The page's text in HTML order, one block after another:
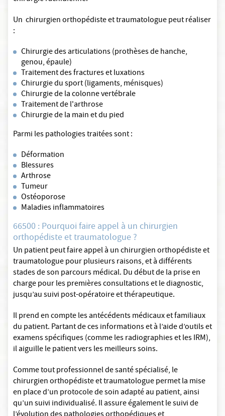
Un chirurgien orthopédiste et traumatologue peut réaliser
:
Chirurgie des articulations (prothèses de hanche,
genou, épaule)
Traitement des fractures et luxations
Chirurgie du sport (ligaments, ménisques)
Chirurgie de la colonne vertébrale
Traitement de l'arthrose
Chirurgie de la main et du pied
Parmi les pathologies traitées sont :
Déformation
Blessures
Arthrose
Tumeur
Ostéoporose
Maladies inflammatoires
66500 : Pourquoi faire appel à un chirurgien
orthopédiste et traumatologue ?
Un patient peut faire appel à un chirurgien orthopédiste et
traumatologue pour plusieurs raisons, et à différents
stades de son parcours médical. Du début de la prise en
charge pour les premières consultations et le diagnostic,
jusqu’au suivi post-opératoire et thérapeutique.
Il prend en compte les antécédents médicaux et familiaux
du patient. Partant de ces informations et à l’aide d’outils et
examens spécifiques (comme les radiographies et les IRM),
il aiguille le patient vers les meilleurs soins.
Comme tout professionnel de santé spécialisé, le
chirurgien orthopédiste et traumatologue permet la mise
en place d’un protocole de soin adapté au patient, ainsi
qu’un suivi individualisé. Il assure également le suivi de